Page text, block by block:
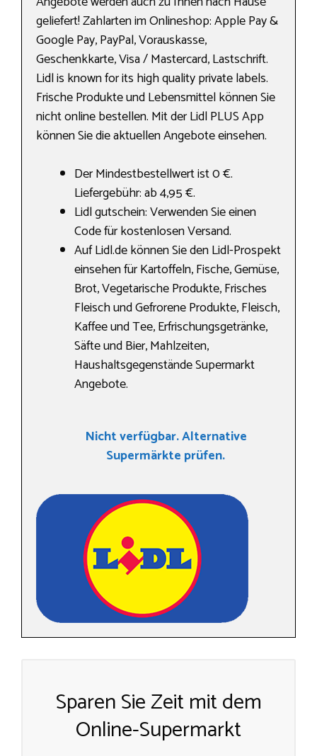
geliefert! Zahlarten im Onlineshop: Apple Pay &
Google Pay, PayPal, Vorauskasse,
Geschenkkarte, Visa / Mastercard, Lastschrift.
Lidl is known for its high quality private labels.
Frische Produkte und Lebensmittel können Sie
nicht online bestellen. Mit der Lidl PLUS App
können Sie die aktuellen Angebote einsehen.
Der Mindestbestellwert ist 0 €.
Liefergebühr: ab 4,95 €.
Lidl gutschein: Verwenden Sie einen
Code für kostenlosen Versand.
Auf Lidl.de können Sie den Lidl-Prospekt
einsehen für Kartoffeln, Fische, Gemüse,
Brot, Vegetarische Produkte, Frisches
Fleisch und Gefrorene Produkte, Fleisch,
Kaffee und Tee, Erfrischungsgetränke,
Säfte und Bier, Mahlzeiten,
Haushaltsgegenstände Supermarkt
Angebote.
Nicht verfügbar. Alternative
Supermärkte prüfen.
Sparen Sie Zeit mit dem
Online-Supermarkt